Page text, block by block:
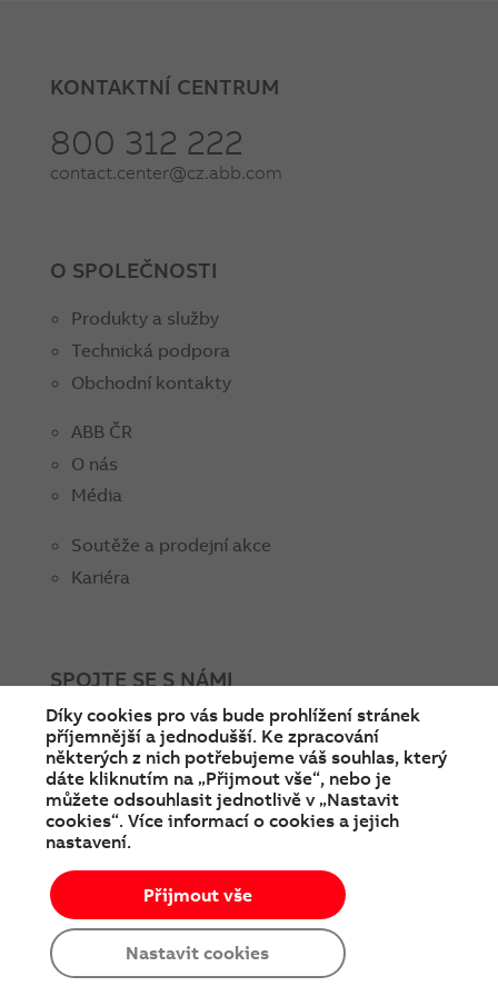
KONTAKTNÍ CENTRUM
800 312 222
contact.center@cz.abb.com
O SPOLEČNOSTI
Produkty a služby
Technická podpora
Obchodní kontakty
ABB ČR
O nás
Média
Soutěže a prodejní akce
Kariéra
SPOJTE SE S NÁMI
facebookinstagramLinkedintwitteryoutube
© Copyright 2026 ABB
Podmínky používání
Cookies a ochrana soukromí
Díky cookies pro vás bude prohlížení stránek
příjemnější a jednodušší. Ke zpracování
některých z nich potřebujeme váš souhlas, který
dáte kliknutím na „Přijmout vše“, nebo je
můžete odsouhlasit jednotlivě v „Nastavit
cookies“. Více informací o cookies a jejich
nastavení.
Nastavit cookies
Přijmout vše